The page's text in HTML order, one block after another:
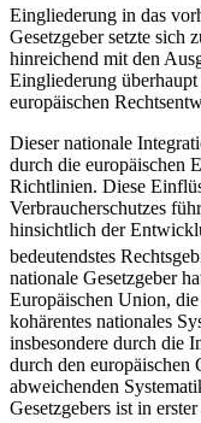
Eingliederung in das
Gesetzgeber setzte sich
hinreichend mit den
Eingliederung
europäischen
Dieser nationale
durch die europäischen
Richtlinien. Diese
Verbraucherschutzes
hinsichtlich der
bedeutendstes
nationale Gesetzgeber
Europäischen Union,
kohärentes nationales
insbesondere durch die
durch den europäischen
abweichenden
Gesetzgebers ist in